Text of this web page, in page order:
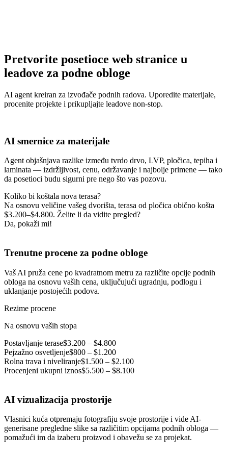
Pretvorite posetioce web stranice u
leadove za podne obloge
AI agent kreiran za izvođače podnih radova. Uporedite materijale,
procenite projekte i prikupljajte leadove non-stop.
AI smernice za materijale
Agent objašnjava razlike između tvrdo drvo, LVP, pločica, tepiha i
laminata — izdržljivost, cenu, održavanje i najbolje primene — tako
da posetioci budu sigurni pre nego što vas pozovu.
Koliko bi koštala nova terasa?
Na osnovu veličine vašeg dvorišta, terasa od pločica obično košta
$3.200–$4.800. Želite li da vidite pregled?
Da, pokaži mi!
Trenutne procene za podne obloge
Vaš AI pruža cene po kvadratnom metru za različite opcije podnih
obloga na osnovu vaših cena, uključujući ugradnju, podlogu i
uklanjanje postojećih podova.
Rezime procene
Na osnovu vaših stopa
Postavljanje terase$3.200 – $4.800
Pejzažno osvetljenje$800 – $1.200
Rolna trava i niveliranje$1.500 – $2.100
Procenjeni ukupni iznos$5.500 – $8.100
AI vizualizacija prostorije
Vlasnici kuća otpremaju fotografiju svoje prostorije i vide AI-
generisane pregledne slike sa različitim opcijama podnih obloga —
pomažući im da izaberu proizvod i obavežu se za projekat.